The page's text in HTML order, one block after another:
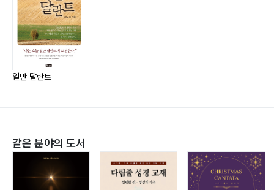
6장 | 나는 하나님의 아들이다
아픈 팔 : 믿음이 흔들렸음에 대한 메시지 | 가장 짧은 기
도 | 안 믿는 자도 하나님의 아들딸이다 | 선배님께 : 협심
을 광심으로 바꾸자 | 시험에는 명답을 하자
벽기도 : 무릎 꿇어야 응답 있을까? | 병은 없다 | 수녀와
수녀 원장
창원 중. 고교에서 교장이 될 기회를
세 번 주셨다. 잡지 못했다.
일만 달란트 학교의 교장 임명권자는
하나님이시다.
일만 달란트
같은 분야의 도서